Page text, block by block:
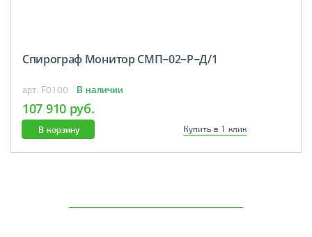
Спирограф Монитор СМП−02−Р−Д/1
арт. F0100 В наличии
107 910 руб.
В корзину Купить в 1 клик